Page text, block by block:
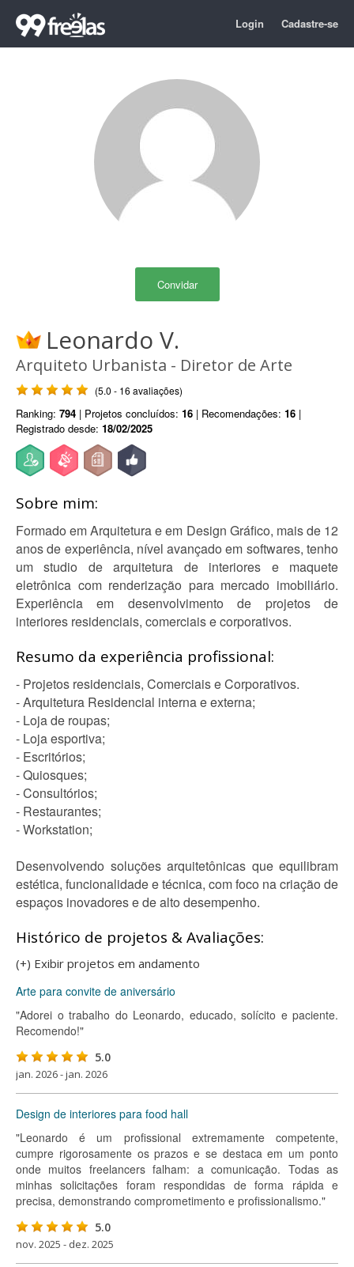
Login Cadastre-se
Convidar
Leonardo V.
Arquiteto Urbanista - Diretor de Arte
(5.0 - 16 avaliações)
Ranking: 794 | Projetos concluídos: 16 | Recomendações: 16 |
Registrado desde: 18/02/2025
Sobre mim:
Formado em Arquitetura e em Design Gráfico, mais de 12
anos de experiência, nível avançado em softwares, tenho
um studio de arquitetura de interiores e maquete
eletrônica com renderização para mercado imobiliário.
Experiência em desenvolvimento de projetos de
interiores residenciais, comerciais e corporativos.
Resumo da experiência profissional:
- Projetos residenciais, Comerciais e Corporativos.
- Arquitetura Residencial interna e externa;
- Loja de roupas;
- Loja esportiva;
- Escritórios;
- Quiosques;
- Consultórios;
- Restaurantes;
- Workstation;
Desenvolvendo soluções arquitetônicas que equilibram
estética, funcionalidade e técnica, com foco na criação de
espaços inovadores e de alto desempenho.
Histórico de projetos & Avaliações:
(+) Exibir projetos em andamento
Arte para convite de aniversário
"Adorei o trabalho do Leonardo, educado, solícito e paciente.
Recomendo!"
5.0
jan. 2026 - jan. 2026
Design de interiores para food hall
"Leonardo é um profissional extremamente competente,
cumpre rigorosamente os prazos e se destaca em um ponto
onde muitos freelancers falham: a comunicação. Todas as
minhas solicitações foram respondidas de forma rápida e
precisa, demonstrando comprometimento e profissionalismo."
5.0
nov. 2025 - dez. 2025